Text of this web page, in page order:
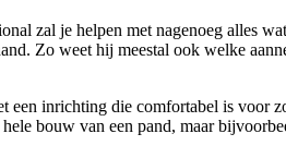
zal je helpen met nagenoeg alles
Zo weet hij meestal ook welke
inrichting die comfortabel is voor
bouw van een pand, maar